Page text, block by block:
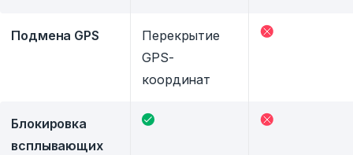
Подмена GPS
Перекрытие
GPS-
координат
Блокировка
всплывающих